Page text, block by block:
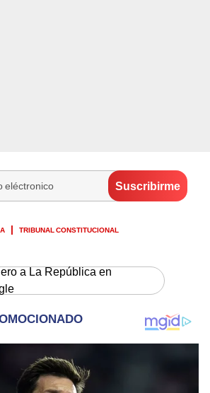
TRIBUNAL CONSTITUCIONAL
a La República en